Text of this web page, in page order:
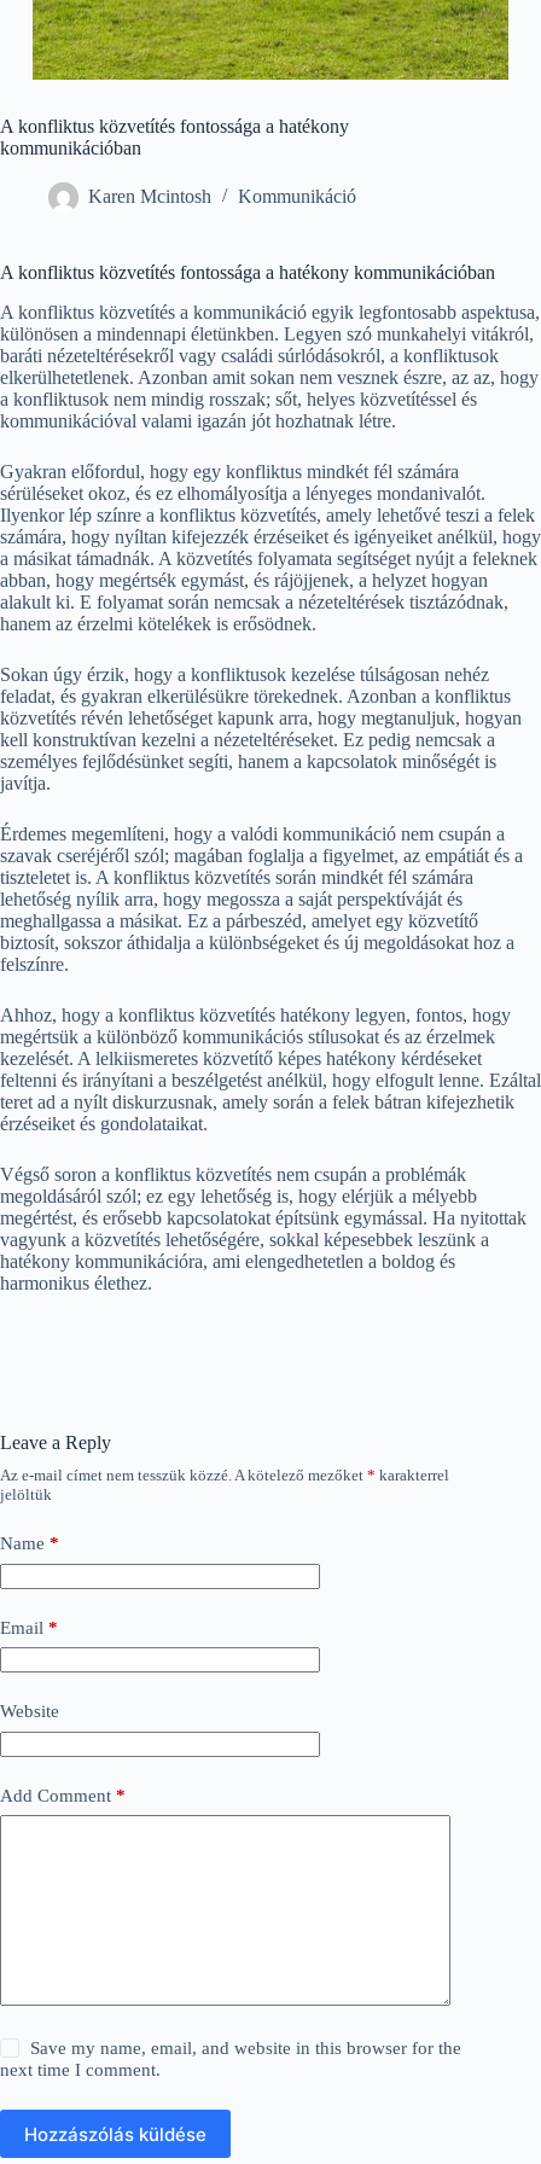
A konfliktus közvetítés fontossága a hatékony
kommunikációban
Karen Mcintosh Kommunikáció
A konfliktus közvetítés fontossága a hatékony kommunikációban
A konfliktus közvetítés a kommunikáció egyik legfontosabb aspektusa,
különösen a mindennapi életünkben. Legyen szó munkahelyi vitákról,
baráti nézeteltérésekről vagy családi súrlódásokról, a konfliktusok
elkerülhetetlenek. Azonban amit sokan nem vesznek észre, az az, hogy
a konfliktusok nem mindig rosszak; sőt, helyes közvetítéssel és
kommunikációval valami igazán jót hozhatnak létre.
Gyakran előfordul, hogy egy konfliktus mindkét fél számára
sérüléseket okoz, és ez elhomályosítja a lényeges mondanivalót.
Ilyenkor lép színre a konfliktus közvetítés, amely lehetővé teszi a felek
számára, hogy nyíltan kifejezzék érzéseiket és igényeiket anélkül, hogy
a másikat támadnák. A közvetítés folyamata segítséget nyújt a feleknek
abban, hogy megértsék egymást, és rájöjjenek, a helyzet hogyan
alakult ki. E folyamat során nemcsak a nézeteltérések tisztázódnak,
hanem az érzelmi kötelékek is erősödnek.
Sokan úgy érzik, hogy a konfliktusok kezelése túlságosan nehéz
feladat, és gyakran elkerülésükre törekednek. Azonban a konfliktus
közvetítés révén lehetőséget kapunk arra, hogy megtanuljuk, hogyan
kell konstruktívan kezelni a nézeteltéréseket. Ez pedig nemcsak a
személyes fejlődésünket segíti, hanem a kapcsolatok minőségét is
javítja.
Érdemes megemlíteni, hogy a valódi kommunikáció nem csupán a
szavak cseréjéről szól; magában foglalja a figyelmet, az empátiát és a
tiszteletet is. A konfliktus közvetítés során mindkét fél számára
lehetőség nyílik arra, hogy megossza a saját perspektíváját és
meghallgassa a másikat. Ez a párbeszéd, amelyet egy közvetítő
biztosít, sokszor áthidalja a különbségeket és új megoldásokat hoz a
felszínre.
Ahhoz, hogy a konfliktus közvetítés hatékony legyen, fontos, hogy
megértsük a különböző kommunikációs stílusokat és az érzelmek
kezelését. A lelkiismeretes közvetítő képes hatékony kérdéseket
feltenni és irányítani a beszélgetést anélkül, hogy elfogult lenne. Ezáltal
teret ad a nyílt diskurzusnak, amely során a felek bátran kifejezhetik
érzéseiket és gondolataikat.
Végső soron a konfliktus közvetítés nem csupán a problémák
megoldásáról szól; ez egy lehetőség is, hogy elérjük a mélyebb
megértést, és erősebb kapcsolatokat építsünk egymással. Ha nyitottak
vagyunk a közvetítés lehetőségére, sokkal képesebbek leszünk a
hatékony kommunikációra, ami elengedhetetlen a boldog és
harmonikus élethez.
Leave a Reply
Az e-mail címet nem tesszük közzé.A kötelező mezőket * karakterrel
jelöltük
Name *
Email *
Website
Add Comment *
Save my name, email, and website in this browser for the
next time I comment.
Hozzászólás küldése